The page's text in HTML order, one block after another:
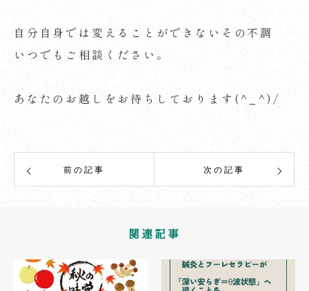
自分自身では変えることができないその不調
いつでもご相談ください。
あなたのお越しをお待ちしております(^_^)/
前の記事 次の記事
関連記事